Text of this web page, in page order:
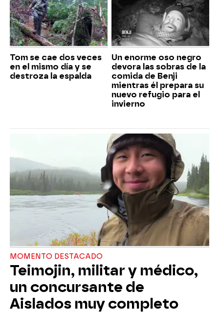
Tom se cae dos veces
en el mismo día y se
destroza la espalda
Un enorme oso negro
devora las sobras de la
comida de Benji
mientras él prepara su
nuevo refugio para el
invierno
MOMENTO DESTACADO
Teimojin, militar y médico,
un concursante de
Aislados muy completo